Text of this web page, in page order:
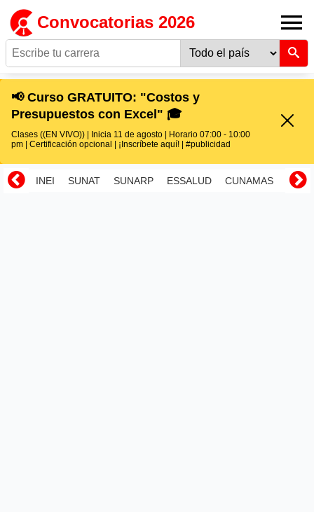
Convocatorias 2026
📢 Curso GRATUITO: "Costos y
Presupuestos con Excel" 🎓
Clases ((EN VIVO)) | Inicia 11 de agosto | Horario 07:00 - 10:00
pm | Certificación opcional | ¡Inscríbete aquí! | #publicidad
INEI SUNAT SUNARP ESSALUD CUNAMAS